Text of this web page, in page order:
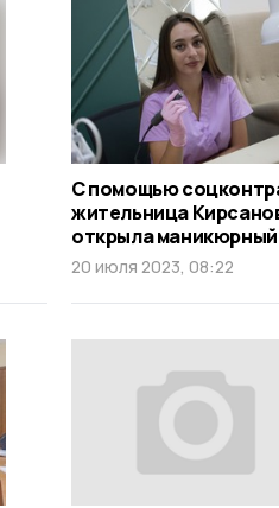
С помощью
жительница
открыла
20 июля 2023, 08:22